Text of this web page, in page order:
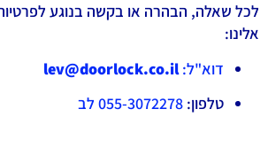
לכל שאלה, הבהרה או בקשה בנוגע
אלינו:
דוא"ל:lev@doorlock.co.il
טלפון: 055-3072278 לב